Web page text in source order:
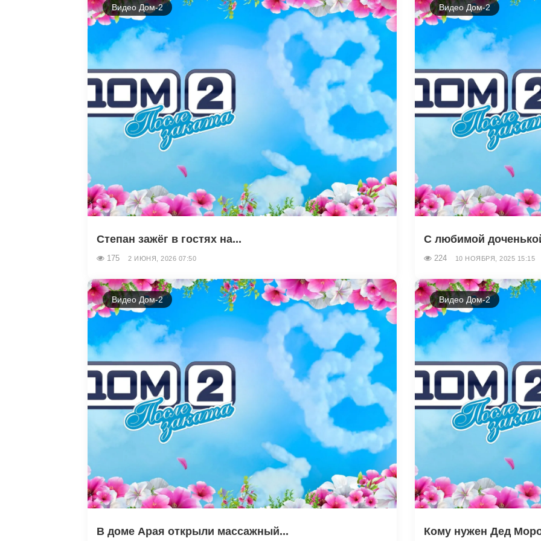
Видео Дом-2
Степан зажёг в гостях на...
175 2 ИЮНЯ, 2026 07:50
Видео Дом-2
С любимой
224 10 НОЯБРЯ, 2025 15:15
Видео Дом-2
В доме Арая открыли массажный...
Видео Дом-2
Кому нужен Дед